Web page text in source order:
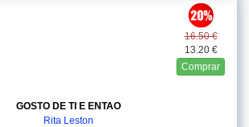
16.50 €
13.20 €
Comprar
GOSTO DE TI E ENTAO
Rita Leston